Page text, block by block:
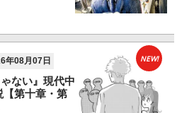
年08月07日
ない』現代中
【第十章・第
NEW!